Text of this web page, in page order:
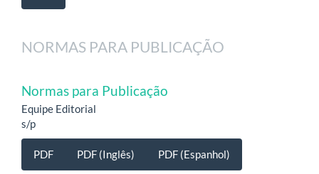
NORMAS PARA PUBLICAÇÃO
Normas para Publicação
Equipe Editorial
s/p
PDF PDF (Inglês) PDF (Espanhol)